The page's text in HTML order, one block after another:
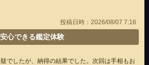
投稿日時：2026/08/07 7:16
心できる鑑定体験
でしたが、納得の結果でした。次回は手相もお